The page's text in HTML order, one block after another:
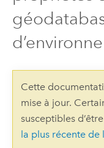
Cette
mise à jour.
susceptibles
la plus récente